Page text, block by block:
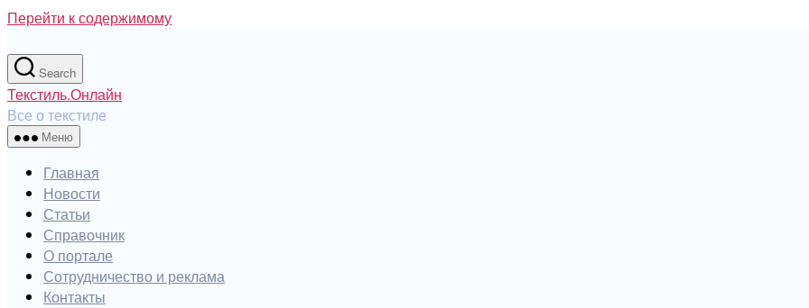
Перейти к содержимому
Search
Текстиль.Онлайн
Все о текстиле
Меню
Главная
Новости
Статьи
Справочник
О портале
Сотрудничество и реклама
Контакты